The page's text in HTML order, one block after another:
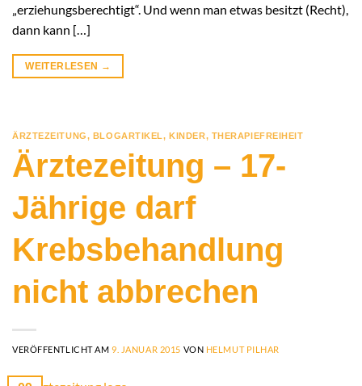
„erziehungsberechtigt“. Und wenn man etwas besitzt (Recht),
dann kann […]
WEITERLESEN →
ÄRZTEZEITUNG, BLOGARTIKEL,KINDER, THERAPIEFREIHEIT
Ärztezeitung – 17-
Jährige darf
Krebsbehandlung
nicht abbrechen
VERÖFFENTLICHT AM9. JANUAR 2015 VON HELMUT PILHAR